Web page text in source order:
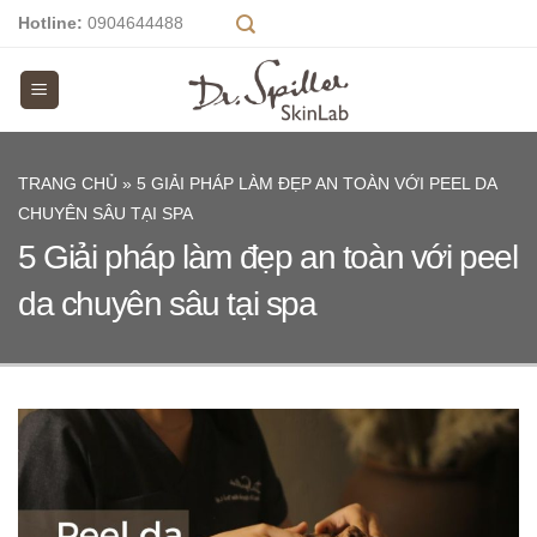
Skip
content
Hotline: 0904644488
TRANG CHỦ » 5 GIẢI PHÁP LÀM ĐẸP AN TOÀN VỚI PEEL DA
CHUYÊN SÂU TẠI SPA
5 Giải pháp làm đẹp an toàn với peel
da chuyên sâu tại spa